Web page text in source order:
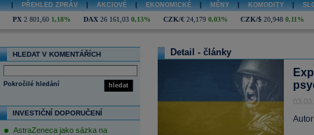
PŘEHLED ZPRÁV AKCIOVÉ EKONOMICKÉ MĚNY KOMODITY
PX 2 801,60 1,18% DAX 26 161,03 0,13% CZK/€ 24,179 0,03% CZK/$ 20,948 0,11%
HLEDAT V KOMENTÁŘÍCH
hledat
Pokročilé hledání
INVESTIČNÍ DOPORUČENÍ
AstraZeneca jako sázka na
Detail - články